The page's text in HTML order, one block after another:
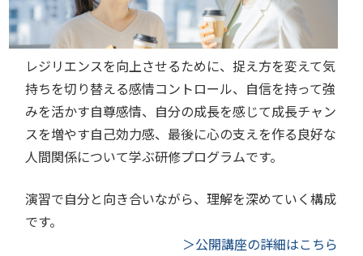
レジリエンスを向上させるために、捉え方を変えて気
持ちを切り替える感情コントロール、自信を持って強
みを活かす自尊感情、自分の成長を感じて成長チャン
スを増やす自己効力感、最後に心の支えを作る良好な
人間関係について学ぶ研修プログラムです。
演習で自分と向き合いながら、理解を深めていく構成
です。
＞公開講座の詳細はこちら